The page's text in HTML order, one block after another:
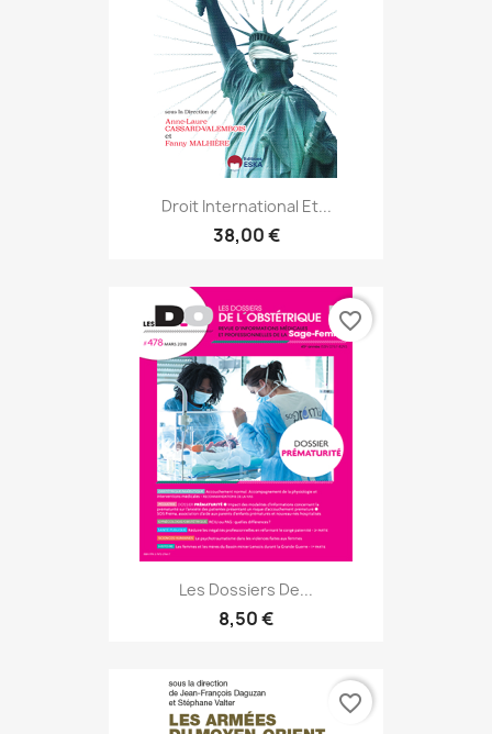
Droit International Et...
38,00 €
Les Dossiers De...
8,50 €
favorite_border
favorite_border